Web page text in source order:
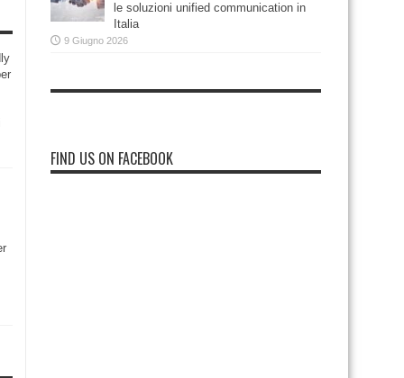
le soluzioni unified communication in
Italia
9 Giugno 2026
FIND US ON FACEBOOK